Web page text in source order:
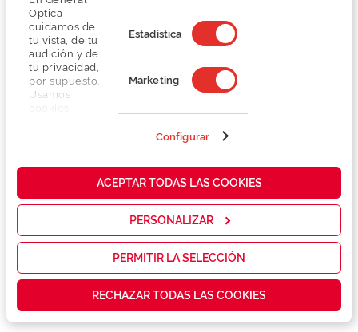
Optica
cuidamos de
tu vista, de tu
audición y de
tu privacidad,
por supuesto.
Usamos
propias y de
cómo mejorar
servicios y
las
que realmente
contenidos
personalizados
Estadística
Marketing
Configurar
ACEPTAR TODAS LAS COOKIES
PERSONALIZAR
PERMITIR LA SELECCIÓN
RECHAZAR TODAS LAS COOKIES
Conselhos
Serviços exclusivos